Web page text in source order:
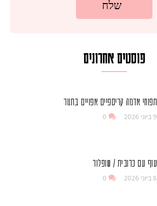
פוסטים אחרונים
תפוחי אדמה קריספיים אפויים בתנור
9 ביוני 2026 0
עוף עם כרובית / שופלור
8 ביוני 2026 0